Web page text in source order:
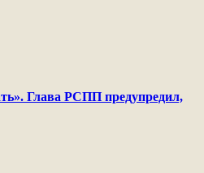
Глава РСПП предупредил,